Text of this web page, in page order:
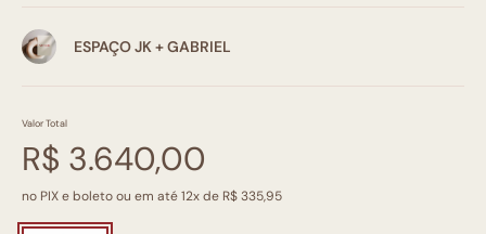
ESPAÇO JK + GABRIEL
Valor Total
R$ 3.640,00
no PIX e boleto ou em até 12x de R$ 335,95